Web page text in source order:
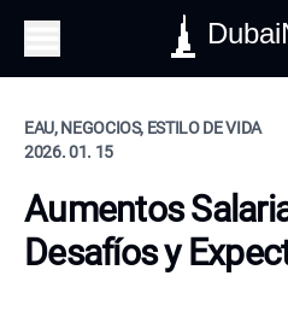
EAU, NEGOCIOS, ESTILO DE VIDA
2026. 01. 15
Aumentos
Desafíos y